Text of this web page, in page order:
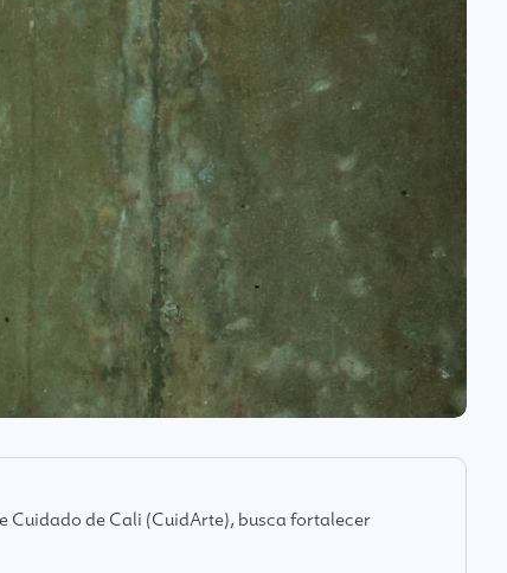
Cuidado de Cali (CuidArte), busca fortalecer